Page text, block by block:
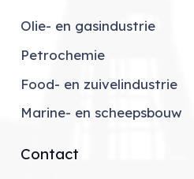
Olie- en gasindustrie
Petrochemie
Food- en zuivelindustrie
Marine- en scheepsbouw
Contact